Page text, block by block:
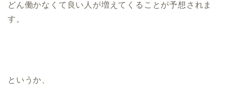
どん働かなくて良い人が増えてくることが予想されま
す。
というか、